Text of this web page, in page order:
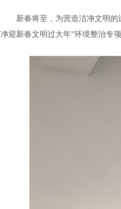
新春将至，为营造洁净文明
净迎新春文明过大年”环境整治专